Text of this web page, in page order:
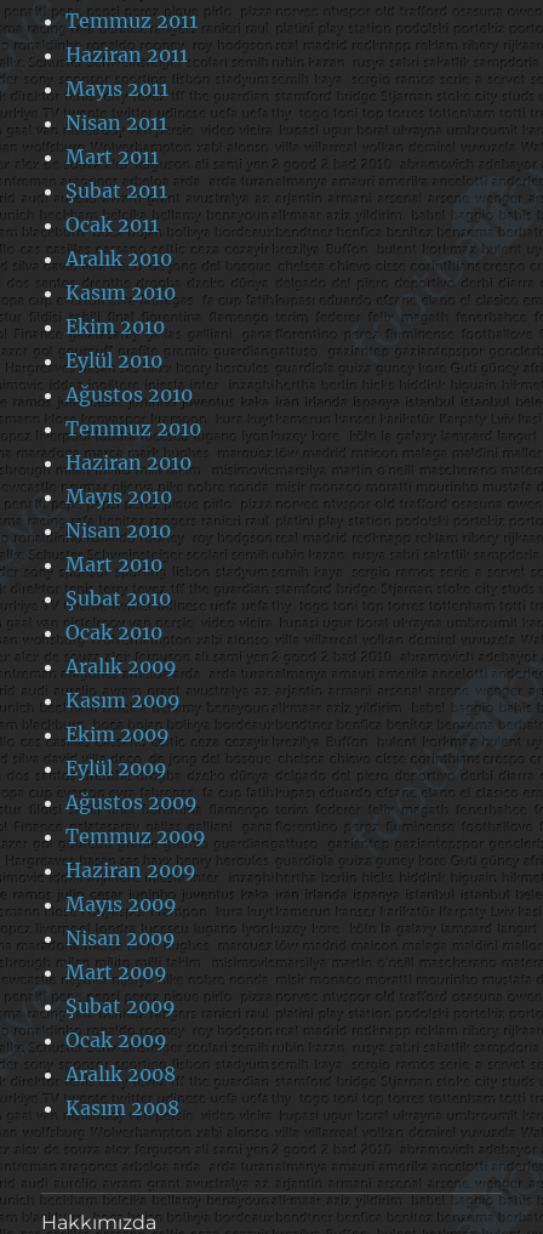
Temmuz 2011
Haziran 2011
Mayıs 2011
Nisan 2011
Mart 2011
Şubat 2011
Ocak 2011
Aralık 2010
Kasım 2010
Ekim 2010
Eylül 2010
Ağustos 2010
Temmuz 2010
Haziran 2010
Mayıs 2010
Nisan 2010
Mart 2010
Şubat 2010
Ocak 2010
Aralık 2009
Kasım 2009
Ekim 2009
Eylül 2009
Ağustos 2009
Temmuz 2009
Haziran 2009
Mayıs 2009
Nisan 2009
Mart 2009
Şubat 2009
Ocak 2009
Aralık 2008
Kasım 2008
Hakkımızda